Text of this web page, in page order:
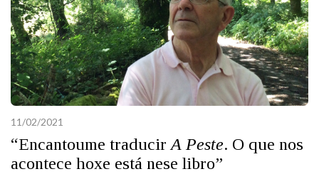
11/02/2021
“Encantoume traducir A Peste. O que nos
acontece hoxe está nese libro”